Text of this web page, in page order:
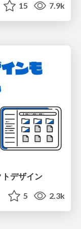
15 7.9k
デザイン
5 2.3k